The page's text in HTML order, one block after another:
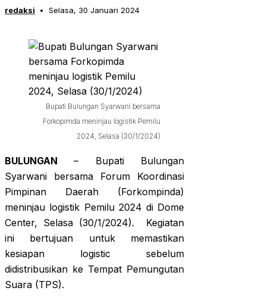
redaksi Selasa, 30 Januari 2024
Bupati Bulungan Syarwani bersama
Forkopimda meninjau logistik Pemilu
2024, Selasa (30/1/2024)
BULUNGAN– Bupati Bulungan
Syarwani bersama Forum Koordinasi
Pimpinan Daerah (Forkompinda)
meninjau logistik Pemilu 2024 di Dome
Center, Selasa (30/1/2024). Kegiatan
ini bertujuan untuk memastikan
kesiapan logistic sebelum
didistribusikan ke Tempat Pemungutan
Suara (TPS).